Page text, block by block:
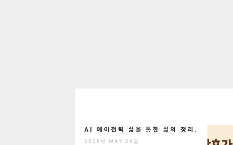
AI 에이전틱 삶을 통한 삶의 정리.
2026년 MAY 29일